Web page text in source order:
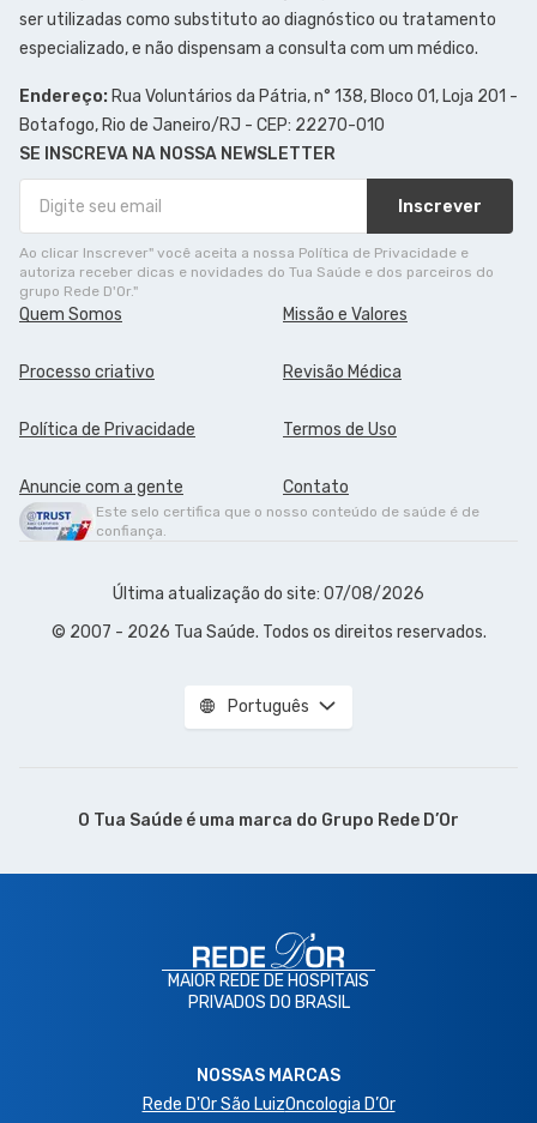
ser utilizadas como substituto ao diagnóstico ou tratamento
especializado, e não dispensam a consulta com um médico.
Endereço: Rua Voluntários da Pátria, n° 138, Bloco 01, Loja 201 -
Botafogo, Rio de Janeiro/RJ - CEP: 22270-010
SE INSCREVA NA NOSSA NEWSLETTER
Inscrever
Ao clicar Inscrever" você aceita a nossa Política de Privacidade e
autoriza receber dicas e novidades do Tua Saúde e dos parceiros do
grupo Rede D'Or."
Quem Somos Missão e Valores
Processo criativo Revisão Médica
Política de Privacidade Termos de Uso
Anuncie com a gente Contato
Este selo certifica que o nosso conteúdo de saúde é de
confiança.
Última atualização do site: 07/08/2026
© 2007 - 2026 Tua Saúde. Todos os direitos reservados.
Português
O Tua Saúde é uma marca do Grupo Rede D’Or
MAIOR REDE DE HOSPITAIS
PRIVADOS DO BRASIL
NOSSAS MARCAS
Rede D'Or São LuizOncologia D’Or